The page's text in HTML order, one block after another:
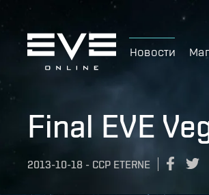
Новости
Final EVE
2013-10-18 - CCP ETERNE